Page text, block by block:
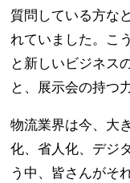
質問している方な
れていました。こ
と新しいビジネス
と、展示会の持つ
物流業界は今、大
化、省人化、デジ
う中、皆さんがそ